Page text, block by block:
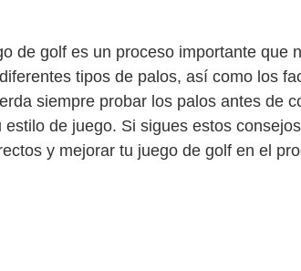
de golf es un proceso importante que
tipos de palos, así como los
siempre probar los palos antes de
de juego. Si sigues estos
y mejorar tu juego de golf en el